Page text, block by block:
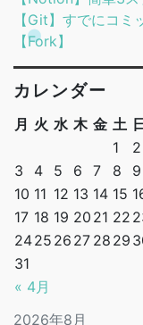
【Git】すでにコ
【Fork】
カレンダー
2026年8月
月 火 水 木 金 土
« 4月
1
2
3
4 5 6 7 8
9
10 11 12 13 14 15
17 18 19 20 21 22
2425 26 27 28 29
31